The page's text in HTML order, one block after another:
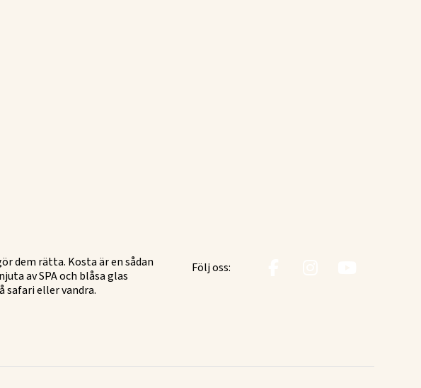
dem rätta. Kosta är en sådan
av SPA och blåsa glas
safari eller vandra.
Följ oss: